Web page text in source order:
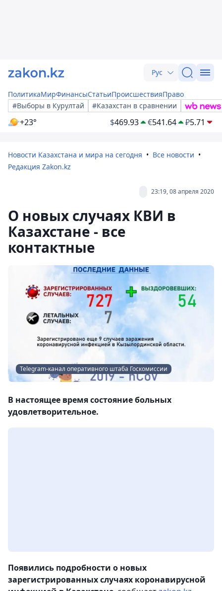
Рус
ПолитикаМирФинансыСтатьиПроисшествияПраво
#Выборы в Курултай
#Казахстан в сравнении
+23° $469.93 €541.64 ₽5.71
Новости Казахстана и мира на сегодня
Все новости
Редакция Zakon.kz
23:19, 08 апреля 2020
О новых случаях КВИ в
Казахстане - все
контактные
Telegram-канал оперативного штаба Госкомиссии
В настоящее время состояние больных
удовлетворительное.
Появились подробности о новых
зарегистрированных случаях коронавирусной